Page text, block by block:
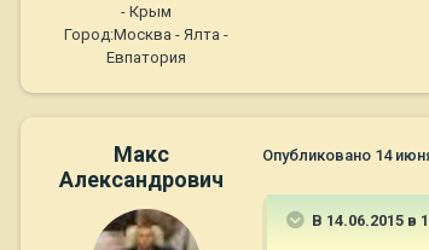
- Крым
Город:Москва - Ялта -
Евпатория
Макс
Александрович
Опубликовано 14
В 14.06.2015 в